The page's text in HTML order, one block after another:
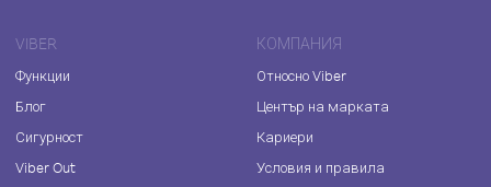
VIBER
Функции
Блог
Сигурност
Viber Out
КОМПАНИЯ
Относно Viber
Център на марката
Кариери
Условия и правила